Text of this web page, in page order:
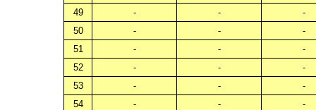
49
- -
-
50
- -
-
51
- -
-
52
- -
-
53
- -
-
54
- -
-